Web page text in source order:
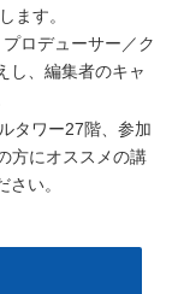
ます。
ロデューサー／ク
し、編集者のキャ
タワー27階、参加
方にオススメの講
い。